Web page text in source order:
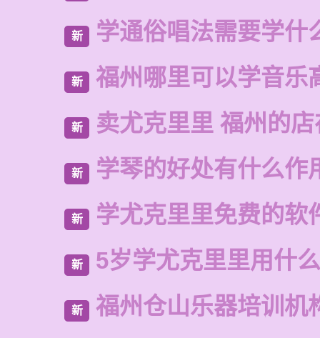
新 学通俗唱法需要学什
新 福州哪里可以学音乐
新 卖尤克里里 福州的
新 学琴的好处有什么作
新 学尤克里里免费的软
新 5岁学尤克里里用什
新 福州仓山乐器培训机